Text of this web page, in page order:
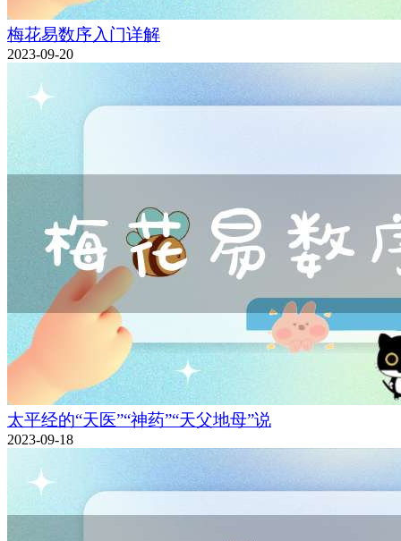
梅花易数序入门详解
2023-09-20
太平经的“天医”“神药”“天父地母”说
2023-09-18